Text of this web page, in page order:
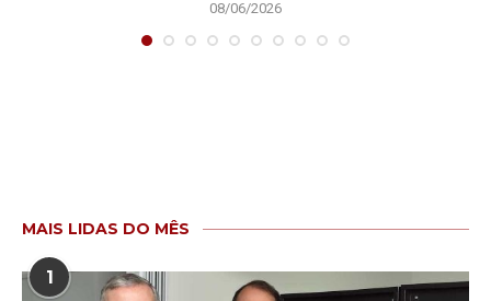
08/06/2026
MAIS LIDAS DO MÊS
1